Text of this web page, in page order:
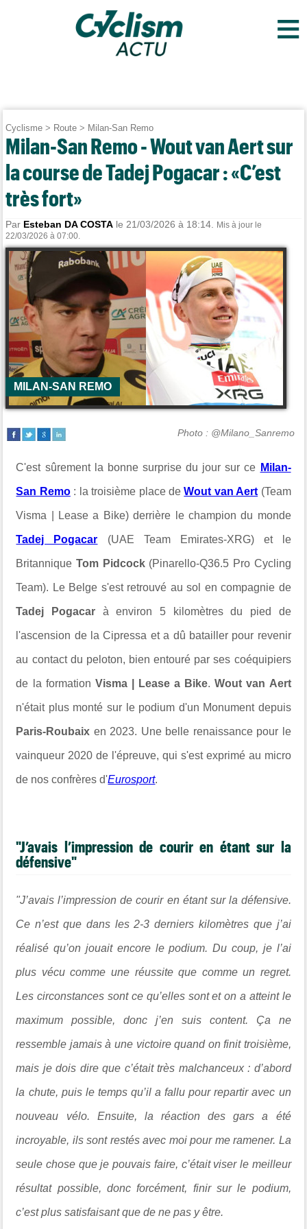
≡
Cyclisme > Route > Milan-San Remo
Milan-San Remo - Wout van Aert sur
la course de Tadej Pogacar : «C’est
très fort»
Par Esteban DA COSTA le 21/03/2026 à 18:14.
Mis à jour le
22/03/2026 à 07:00.
MILAN-SAN REMO
Photo : @Milano_Sanremo
C'est sûrement la bonne surprise du jour sur ce Milan-
San Remo : la troisième place deWout van Aert (Team
Visma | Lease a Bike) derrière le champion du monde
Tadej Pogacar (UAE Team Emirates-XRG) et le
BritanniqueTom Pidcock(Pinarello-Q36.5 Pro Cycling
Team). Le Belge s'est retrouvé au sol en compagnie de
Tadej Pogacar à environ 5 kilomètres du pied de
l'ascension de la Cipressa et a dû batailler pour revenir
au contact du peloton, bien entouré par ses coéquipiers
de la formation Visma | Lease a Bike.Wout van Aert
n'était plus monté sur le podium d'un Monument depuis
Paris-Roubaix en 2023. Une belle renaissance pour le
vainqueur 2020 de l'épreuve, qui s'est exprimé au micro
de nos confrères d'Eurosport.
"J’avais l’impression de courir en étant sur la
défensive"
"J’avais l’impression de courir en étant sur la défensive.
Ce n’est que dans les 2-3 derniers kilomètres que j’ai
réalisé qu’on jouait encore le podium. Du coup, je l’ai
plus vécu comme une réussite que comme un regret.
Les circonstances sont ce qu’elles sont et on a atteint le
maximum possible, donc j’en suis content. Ça ne
ressemble jamais à une victoire quand on finit troisième,
mais je dois dire que c’était très malchanceux : d’abord
la chute, puis le temps qu’il a fallu pour repartir avec un
nouveau vélo. Ensuite, la réaction des gars a été
incroyable, ils sont restés avec moi pour me ramener. La
seule chose que je pouvais faire, c’était viser le meilleur
résultat possible, donc forcément, finir sur le podium,
c’est plus satisfaisant que de ne pas y être.